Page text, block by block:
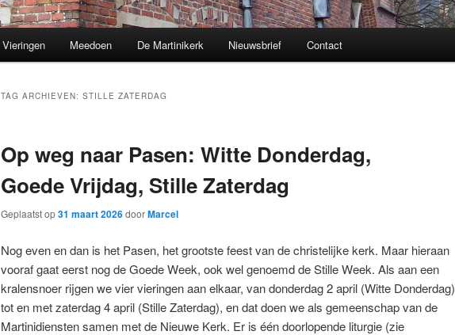
Vieringen Meedoen De Martinikerk Nieuwsbrief Contact
TAG ARCHIEVEN: STILLE ZATERDAG
Op weg naar Pasen: Witte Donderdag,
Goede Vrijdag, Stille Zaterdag
Geplaatst op31 maart 2026doorMarcel
Nog even en dan is het Pasen, het grootste feest van de christelijke kerk. Maar hieraan
vooraf gaat eerst nog de Goede Week, ook wel genoemd de Stille Week. Als aan een
kralensnoer rijgen we vier vieringen aan elkaar, van donderdag 2 april (Witte Donderdag)
tot en met zaterdag 4 april (Stille Zaterdag), en dat doen we als gemeenschap van de
Martinidiensten samen met de Nieuwe Kerk. Er is één doorlopende liturgie (zie